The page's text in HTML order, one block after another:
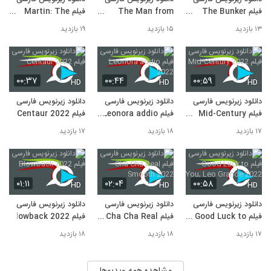
دانلود فیلم کره ای پسر گرگ نما A Werewolf
۹۰۴ بازدید
فیلم The Bunker
Game 2022
۱۳ بازدید
The Man from
Toronto 2022
۱۵ بازدید
فیلم Martin: The
Reunion 2022
۱۹ بازدید
۰۰:۵۹ HD
دانلود زیرنویس فارسی
فیلم Mid-Century
2022
۱۷ بازدید
۰۰:۴۴ HD
دانلود زیرنویس فارسی
فیلم Leonora addio
2022
۱۸ بازدید
۰۰:۳۷ HD
دانلود زیرنویس فارسی
فیلم Centaur 2022
۱۷ بازدید
۰۰:۵۸ HD
دانلود زیرنویس فارسی
فیلم Good Luck to
You, Leo Grande
2022
۱۷ بازدید
۰۲:۰۴ HD
دانلود زیرنویس فارسی
فیلم Cha Cha Real
Smooth 2022
۱۸ بازدید
۰۱:۱۱ HD
دانلود زیرنویس فارسی
فیلم Blowback 2022
۱۸ بازدید